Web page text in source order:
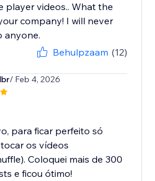
player videos.. What the
company! I will never
anyone.
Behulpzaam (12)
/ Feb 4, 2026
para ficar perfeito só
os vídeos
Coloquei mais de 300
e ficou ótimo!